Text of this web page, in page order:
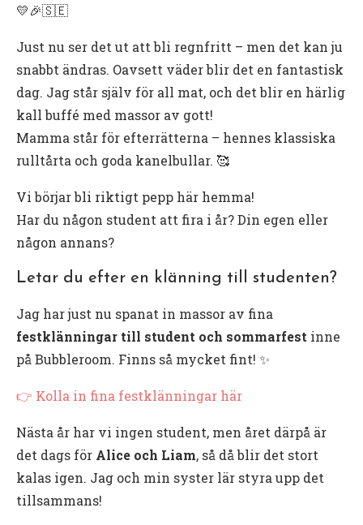
💛🎉🇸🇪
Just nu ser det ut att bli regnfritt – men det kan ju
snabbt ändras. Oavsett väder blir det en fantastisk
dag. Jag står själv för all mat, och det blir en härlig
kall buffé med massor av gott!
Mamma står för efterrätterna – hennes klassiska
rulltårta och goda kanelbullar. 🥰
Vi börjar bli riktigt pepp här hemma!
Har du någon student att fira i år? Din egen eller
någon annans?
Letar du efter en klänning till studenten?
Jag har just nu spanat in massor av fina
festklänningar till student och sommarfest inne
på Bubbleroom. Finns så mycket fint! ✨
👉 Kolla in fina festklänningar här
Nästa år har vi ingen student, men året därpå är
det dags för Alice och Liam, så då blir det stort
kalas igen. Jag och min syster lär styra upp det
tillsammans!